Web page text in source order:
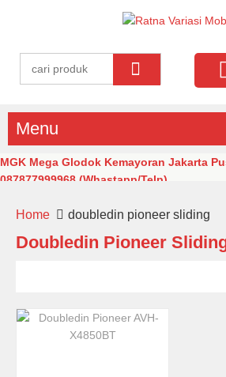
Menu
MGK Mega Glodok Kemayoran Jakarta
087877999968 (Whastapp/Telp)
Home doubledin pioneer sliding
Doubledin Pioneer